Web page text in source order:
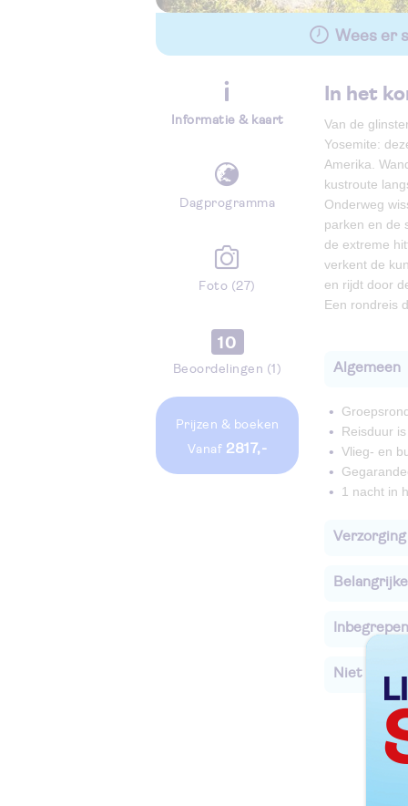
Wees er
Informatie & kaart
Dagprogramma
Foto (27)
10
Beoordelingen (1)
Prijzen & boeken
vanaf 2817,-
In het
Van de
Yosemite:
Amerika.
kustroute
Onderweg
parken en de
de extreme
verkent de
en rijdt door
Een rondreis
Algemeen
Reisduur
Vlieg- en
1 nacht in
Verzorging
Inbegrepen
Niet